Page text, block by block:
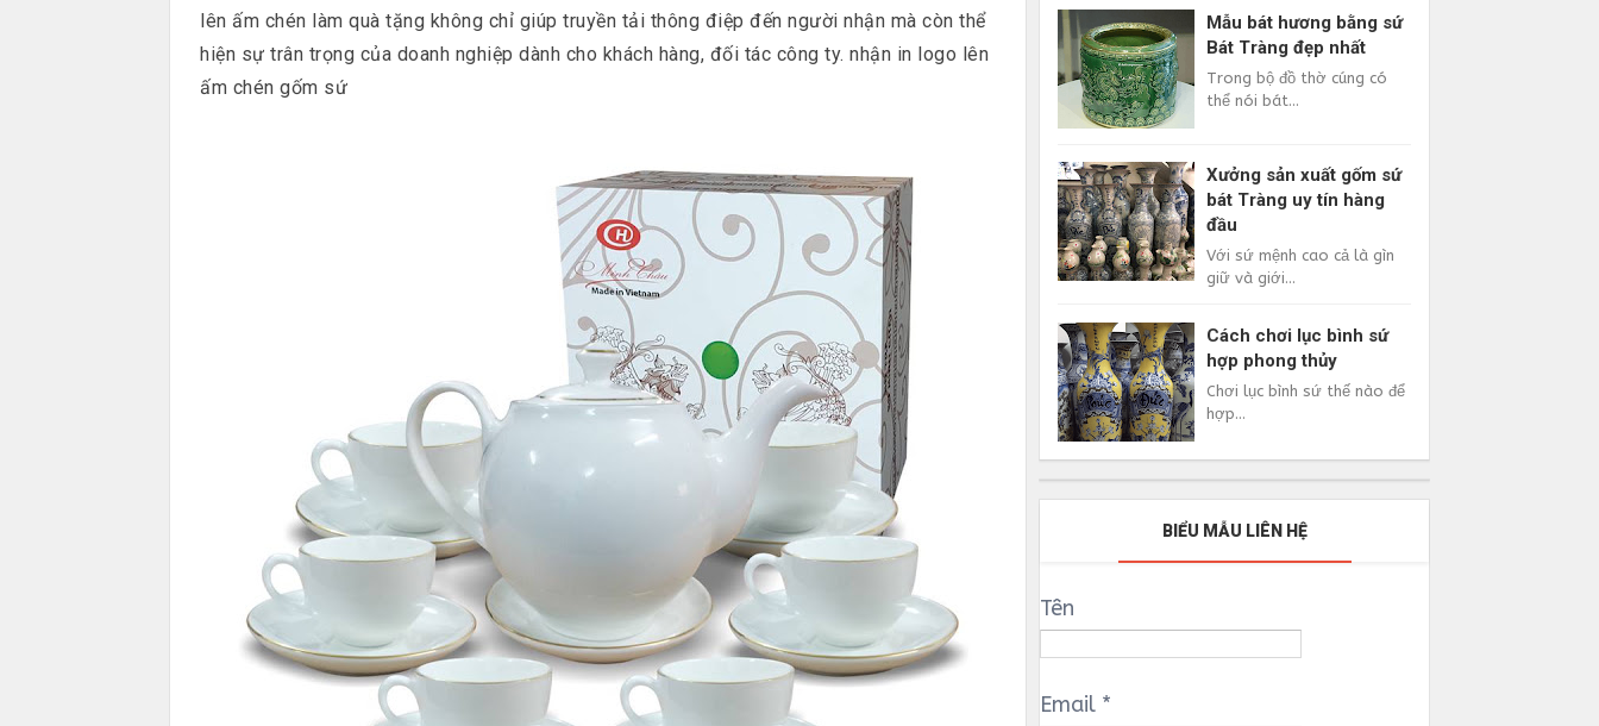
lên ấm chén làm quà tặng không chỉ giúp truyền tải thông điệp đến người nhận mà còn thể
hiện sự trân trọng của doanh nghiệp dành cho khách hàng, đối tác công ty. nhận in logo lên
ấm chén gốm sứ
Mẫu bát hương bằng sứ
Bát Tràng đẹp nhất
Trong bộ đồ thờ cúng có
thể nói bát...
Xưởng sản xuất gốm sứ
bát Tràng uy tín hàng
đầu
Với sứ mệnh cao cả là gìn
giữ và giới...
Cách chơi lục bình sứ
hợp phong thủy
Chơi lục bình sứ thế nào để
hợp...
BIỂU MẪU LIÊN HỆ
Tên
Email *